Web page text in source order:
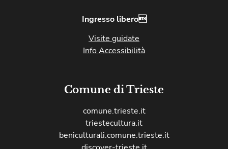
Ingresso libero
Visite guidate
Info Accessibilità
Comune di Trieste
comune.trieste.it
triestecultura.it
beniculturali.comune.trieste.it